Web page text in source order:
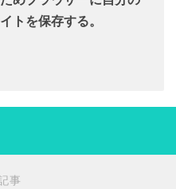
トを保存する。
事